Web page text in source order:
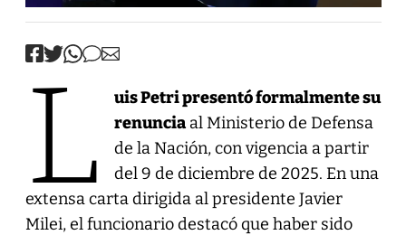
L
uis Petri presentó formalmente su
renunciaal Ministerio de Defensa
de la Nación, con vigencia a partir
del 9 de diciembre de 2025. En una
extensa carta dirigida al presidente Javier
Milei, el funcionario destacó que haber sido